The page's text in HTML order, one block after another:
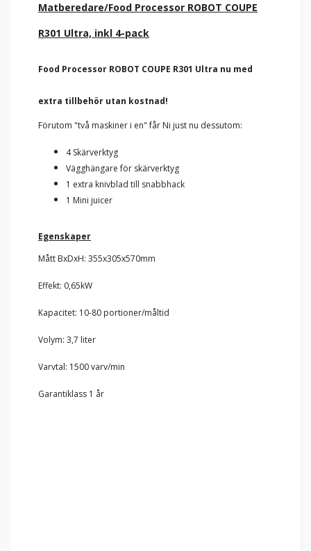
Matberedare/Food Processor ROBOT COUPE
R301 Ultra, inkl 4-pack
Food Processor ROBOT COUPE R301 Ultra nu med
extra tillbehör utan kostnad!
Förutom "två maskiner i en" får Ni just nu dessutom:
4 Skärverktyg
Vägghängare för skärverktyg
1 extra knivblad till snabbhack
1 Mini juicer
Egenskaper
Mått BxDxH: 355x305x570mm
Effekt: 0,65kW
Kapacitet: 10-80 portioner/måltid
Volym: 3,7 liter
Varvtal: 1500 varv/min
Garantiklass 1 år